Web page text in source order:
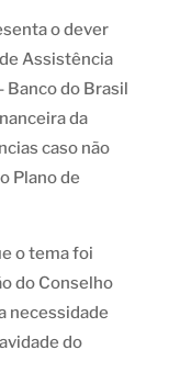
o dever
Assistência
do Brasil
da
caso não
Plano de
o tema foi
do Conselho
necessidade
do